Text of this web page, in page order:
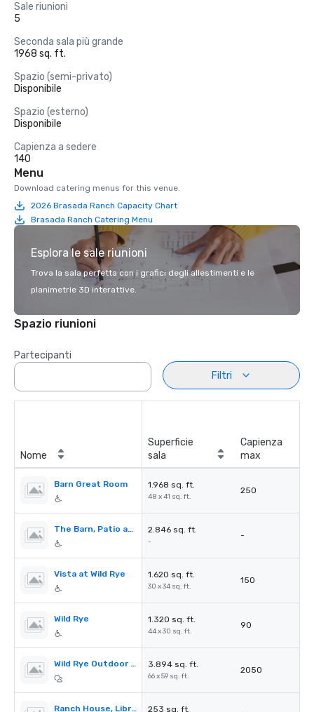
Sale riunioni
5
Seconda sala più grande
1968 sq. ft.
Spazio (semi-privato)
Disponibile
Spazio (esterno)
Disponibile
Capienza a sedere
140
Menu
Download catering menus for this venue.
2026 Brasada Ranch Capacity Chart
Brasada Ranch Catering Menu
Esplora le sale riunioni
Trova la sala perfetta con i grafici degli allestimenti e le
planimetrie 3D interattive.
Spazio riunioni
Partecipanti
Filtri
Nome
Superficie
sala
Capienza
max
Barn Great Room 1.968 sq. ft.
48 x 41 sq. ft.
250
The Barn, Patio and Lawns 2.846 sq. ft.
-
-
Vista at Wild Rye 1.620 sq. ft.
30 x 34 sq. ft.
150
Wild Rye 1.320 sq. ft.
44 x 30 sq. ft.
90
Wild Rye Outdoor Lawns & Firepit 3.894 sq. ft.
66 x 59 sq. ft.
2050
Ranch House, Library & Patio 253 sq. ft.